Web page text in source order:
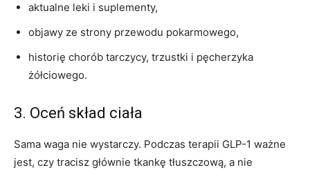
aktualne leki i suplementy,
objawy ze strony przewodu pokarmowego,
historię chorób tarczycy, trzustki i pęcherzyka
żółciowego.
3. Oceń skład ciała
Sama waga nie wystarczy. Podczas terapii GLP-1 ważne
jest, czy tracisz głównie tkankę tłuszczową, a nie